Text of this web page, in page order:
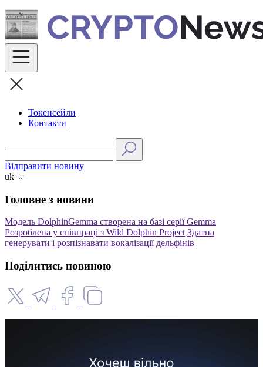
Skip
to
content
Токенсейли
Контакти
Відправити новину
uk
Головне з новини
Модель DolphinGemma створена на базі серії Gemma
Розроблена у співпраці з Wild Dolphin Project Здатна
генерувати і розпізнавати вокалізації дельфінів
Поділитись новиною